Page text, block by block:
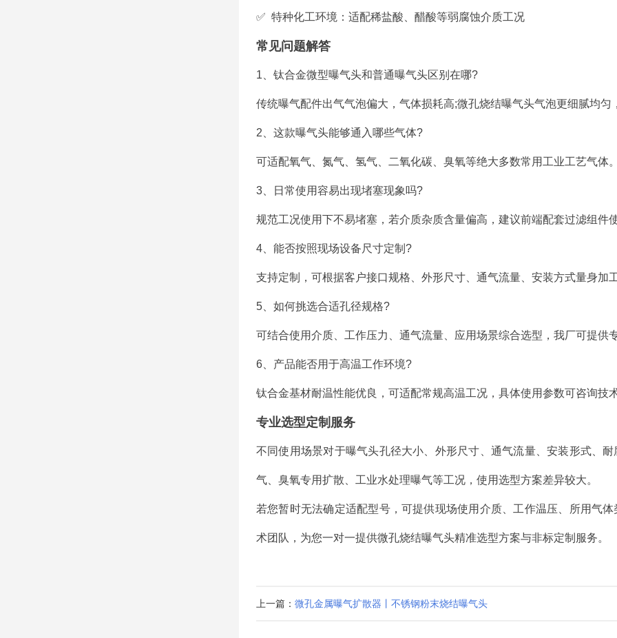
✅ 特种化工环境：适配稀盐酸、醋酸等弱腐蚀介质工况
常见问题解答
1、钛合金微型曝气头和普通曝气头区别在哪?
传统曝气配件出气气泡偏大，气体损耗高;微孔烧结曝气头气泡更细腻均
2、这款曝气头能够通入哪些气体?
可适配氧气、氮气、氢气、二氧化碳、臭氧等绝大多数常用工业工艺气体
3、日常使用容易出现堵塞现象吗?
规范工况使用下不易堵塞，若介质杂质含量偏高，建议前端配套过滤组件
4、能否按照现场设备尺寸定制?
支持定制，可根据客户接口规格、外形尺寸、通气流量、安装方式量身加
5、如何挑选合适孔径规格?
可结合使用介质、工作压力、通气流量、应用场景综合选型，我厂可提供
6、产品能否用于高温工作环境?
钛合金基材耐温性能优良，可适配常规高温工况，具体使用参数可咨询技
专业选型定制服务
不同使用场景对于曝气头孔径大小、外形尺寸、通气流量、安装形式、
气、臭氧专用扩散、工业水处理曝气等工况，使用选型方案差异较大。
若您暂时无法确定适配型号，可提供现场使用介质、工作温压、所用气
术团队，为您一对一提供微孔烧结曝气头精准选型方案与非标定制服务。
上一篇： 微孔金属曝气扩散器丨不锈钢粉末烧结曝气头